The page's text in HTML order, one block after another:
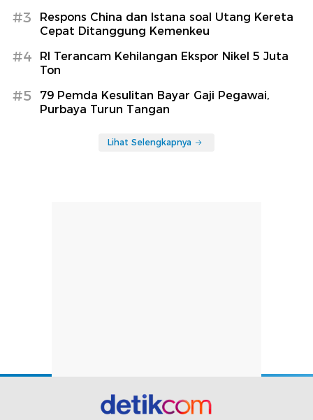
#3
Respons China dan Istana soal Utang Kereta
Cepat Ditanggung Kemenkeu
#4
RI Terancam Kehilangan Ekspor Nikel 5 Juta
Ton
#5
79 Pemda Kesulitan Bayar Gaji Pegawai,
Purbaya Turun Tangan
Lihat Selengkapnya